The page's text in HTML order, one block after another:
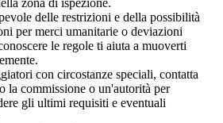
delle restrizioni e della possibilità
per merci umanitarie o deviazioni
le regole ti aiuta a muoverti
con circostanze speciali, contatta
la commissione o un'autorità per
gli ultimi requisiti e eventuali